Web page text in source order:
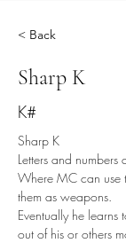
< Back
Sharp K
K#
Sharp K
Letters and numbers
Where MC can use
them as weapons.
Eventually he learns
out of his or others